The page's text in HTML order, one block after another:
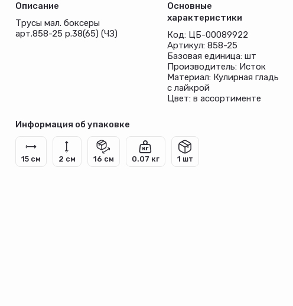
Описание
Трусы мал. боксеры
арт.858-25 р.38(65) (ЧЗ)
Основные
характеристики
Код: ЦБ-00089922
Артикул: 858-25
Базовая единица: шт
Производитель: Исток
Материал: Кулирная гладь
с лайкрой
Цвет: в ассортименте
Информация об упаковке
15 см 2 см 16 см 0.07 кг 1 шт